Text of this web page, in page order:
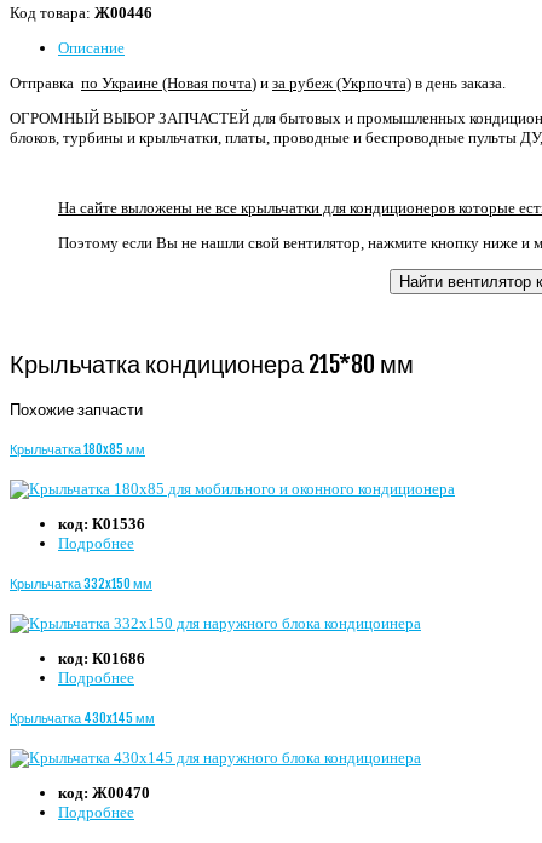
Код товара: Ж00446
Описание
Отправка по Украине (Новая почта) и за рубеж (Укрпочта) в день заказа.
ОГРОМНЫЙ ВЫБОР ЗАПЧАСТЕЙ для бытовых и промышленных
блоков, турбины и крыльчатки, платы, проводные и беспроводные пульты
На сайте выложены не все крыльчатки для кондиционеров которые
Поэтому если Вы не нашли свой вентилятор, нажмите кнопку ниже
Найти вентилятор
Крыльчатка кондиционера 215*80 мм
Похожие запчасти
Крыльчатка 180x85 мм
код: К01536
Подробнее
Крыльчатка 332x150 мм
код: К01686
Подробнее
Крыльчатка 430x145 мм
код: Ж00470
Подробнее